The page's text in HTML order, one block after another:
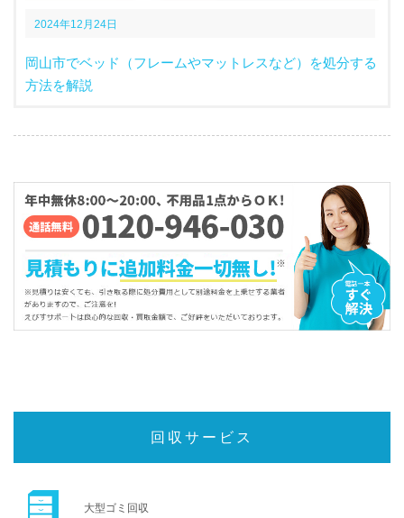
2024年12月24日
岡山市でベッド（フレームやマットレスなど）を処分する
方法を解説
回収サービス
大型ゴミ回収